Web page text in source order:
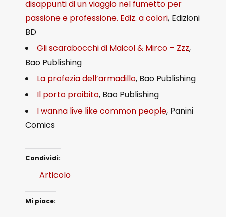
disappunti di un viaggio nel fumetto per
passione e professione. Ediz. a colori, Edizioni
BD
Gli scarabocchi di Maicol & Mirco – Zzz,
Bao Publishing
La profezia dell’armadillo, Bao Publishing
Il porto proibito, Bao Publishing
I wanna live like common people, Panini
Comics
Condividi:
Articolo
Mi piace: